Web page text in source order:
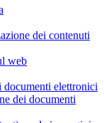
dei contenuti
web
documenti elettronici
dei documenti